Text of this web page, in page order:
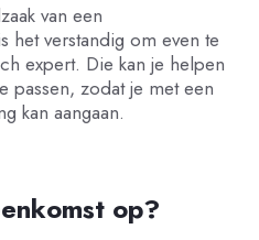
van een
het verstandig om even te
expert. Die kan je helpen
zodat je met een
kan aangaan.
op?